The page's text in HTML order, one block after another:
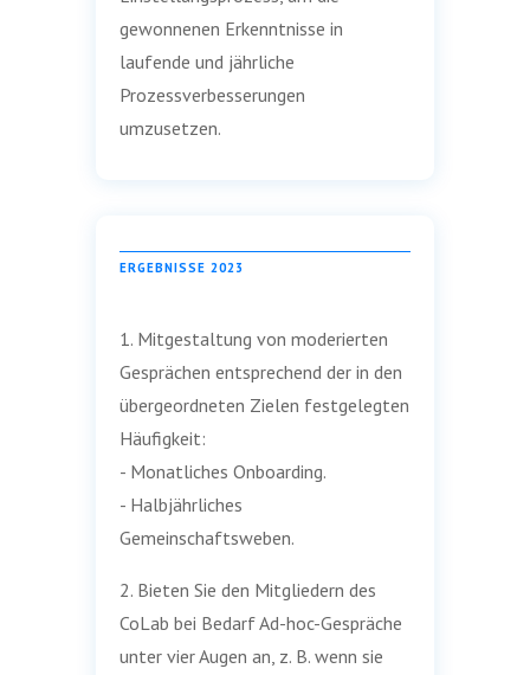
gewonnenen Erkenntnisse in
laufende und jährliche
Prozessverbesserungen
umzusetzen.
ERGEBNISSE 2023
1. Mitgestaltung von moderierten
Gesprächen entsprechend der in den
übergeordneten Zielen festgelegten
Häufigkeit:
- Monatliches Onboarding.
- Halbjährliches
Gemeinschaftsweben.
2. Bieten Sie den Mitgliedern des
CoLab bei Bedarf Ad-hoc-Gespräche
unter vier Augen an, z. B. wenn sie